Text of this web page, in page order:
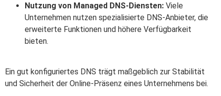
Nutzung von Managed DNS-Diensten: Viele
Unternehmen nutzen spezialisierte DNS-Anbieter, die
erweiterte Funktionen und höhere Verfügbarkeit
bieten.
Ein gut konfiguriertes DNS trägt maßgeblich zur Stabilität
und Sicherheit der Online-Präsenz eines Unternehmens bei.